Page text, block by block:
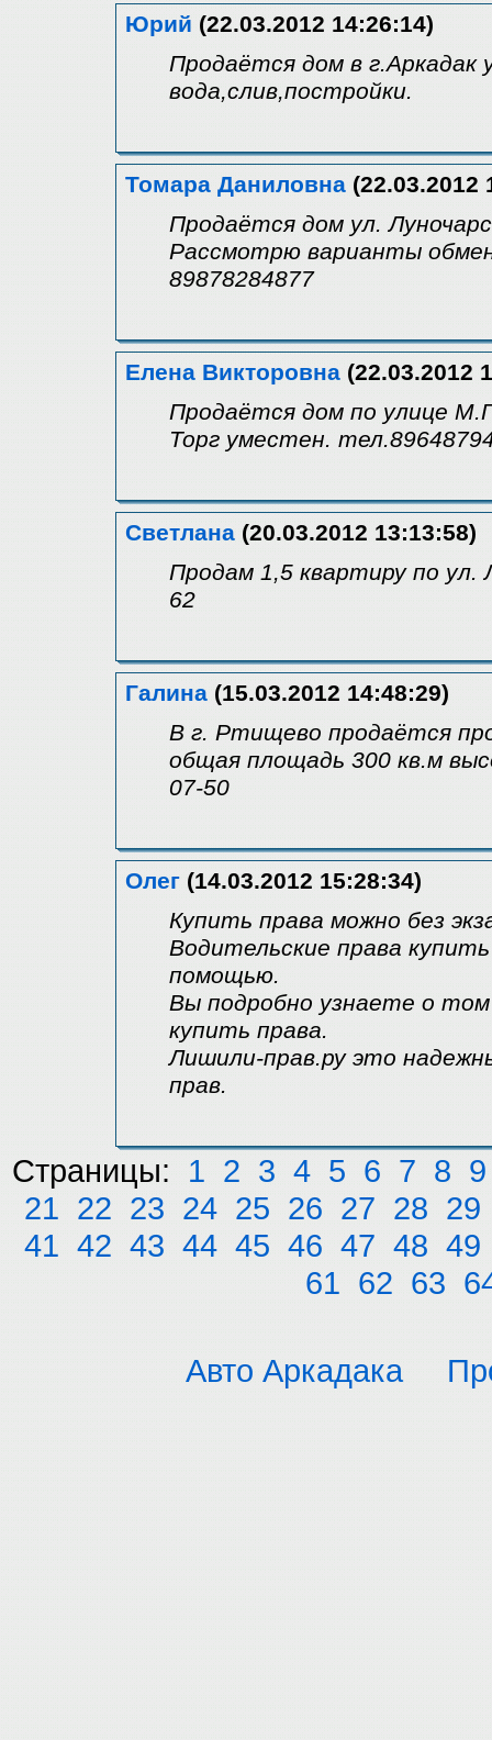
Юрий (22.03.2012 14:26:14)
Продаётся дом в г.Аркадак
вода,слив,постройки.
Томара Даниловна (22.03.2012
Продаётся дом ул.
Рассмотрю варианты
89878284877
Елена Викторовна (22.03.2012
Продаётся дом по улице
Торг уместен.
Светлана (20.03.2012 13:13:58)
Продам 1,5 квартиру по ул.
62
Галина (15.03.2012 14:48:29)
В г. Ртищево продаётся
общая площадь 300 кв.м
07-50
Олег (14.03.2012 15:28:34)
Купить права можно без
Водительские права
помощью.
Вы подробно узнаете о
купить права.
Лишили-прав.ру это
прав.
Страницы: 1 2 3 4 5 6 7 8 9
21 22 23 24 25 26 27 28 29
41 42 43 44 45 46 47 48 49
61 62 63
Авто Аркадака